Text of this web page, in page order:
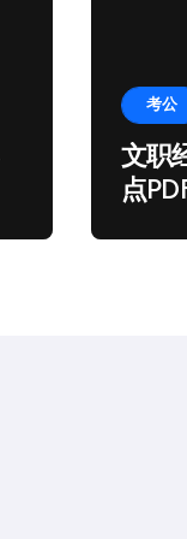
考公
文职
点